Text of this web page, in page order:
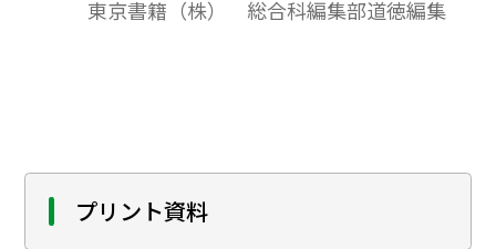
東京書籍（株） 総合科編集部道徳編集
プリント資料